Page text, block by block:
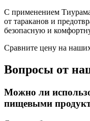
С применением
от тараканов и
безопасную и
Сравните цену на
Вопросы от
Можно ли
пищевыми